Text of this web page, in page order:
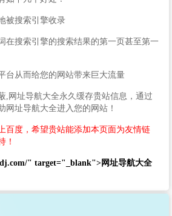
被搜索引擎收录
在搜索引擎的搜索结果的第一页甚至第一
台从而给您的网站带来巨大流量
,网址导航大全永久缓存贵站信息，通过
网址导航大全进入您的网站！
百度，希望贵站能添加本页面为友情链
！
" target="_blank">网址导航大全